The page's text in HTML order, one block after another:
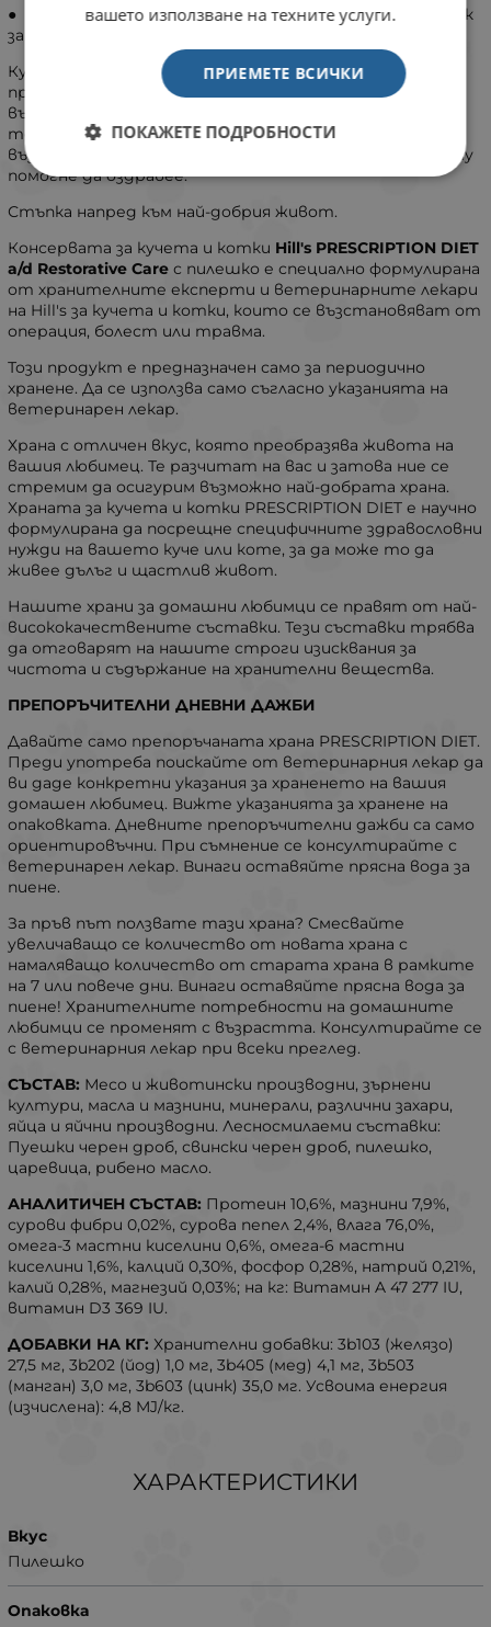
● Увеличени нива витамини B, калий и добавен цинк
за по-лесно възстановяване
Кучетата и котките претърпяват значителни
промени в обмяната на веществата, когато се
възстановяват от операция, болест или травма. В
тези трудни моменти вашият любимец се бори да
възвърне силите си и правилната лечебна храна ще му
помогне да оздравее.
Стъпка напред към най-добрия живот.
Консервата за кучета и котки Hill's PRESCRIPTION DIET
a/d Restorative Care с пилешко е специално формулирана
от хранителните експерти и ветеринарните лекари
на Hill's за кучета и котки, които се възстановяват от
операция, болест или травма.
Този продукт е предназначен само за периодично
хранене. Да се използва само съгласно указанията на
ветеринарен лекар.
Храна с отличен вкус, която преобразява живота на
вашия любимец. Те разчитат на вас и затова ние се
стремим да осигурим възможно най-добрата храна.
Храната за кучета и котки PRESCRIPTION DIET е научно
формулирана да посрещне специфичните здравословни
нужди на вашето куче или коте, за да може то да
живее дълъг и щастлив живот.
Нашите храни за домашни любимци се правят от най-
висококачествените съставки. Тези съставки трябва
да отговарят на нашите строги изисквания за
чистота и съдържание на хранителни вещества.
ПРЕПОРЪЧИТЕЛНИ ДНЕВНИ ДАЖБИ
Давайте само препоръчаната храна PRESCRIPTION DIET.
Преди употреба поискайте от ветеринарния лекар да
ви даде конкретни указания за храненето на вашия
домашен любимец. Вижте указанията за хранене на
опаковката. Дневните препоръчителни дажби са само
ориентировъчни. При съмнение се консултирайте с
ветеринарен лекар. Винаги оставяйте прясна вода за
пиене.
За пръв път ползвате тази храна? Смесвайте
увеличаващо се количество от новата храна с
намаляващо количество от старата храна в рамките
на 7 или повече дни. Винаги оставяйте прясна вода за
пиене! Хранителните потребности на домашните
любимци се променят с възрастта. Консултирайте се
с ветеринарния лекар при всеки преглед.
СЪСТАВ: Месо и животински производни, зърнени
култури, масла и мазнини, минерали, различни захари,
яйца и яйчни производни. Лесносмилаеми съставки:
Пуешки черен дроб, свински черен дроб, пилешко,
царевица, рибено масло.
АНАЛИТИЧЕН СЪСТАВ: Протеин 10,6%, мазнини 7,9%,
сурови фибри 0,02%, сурова пепел 2,4%, влага 76,0%,
омега-3 мастни киселини 0,6%, омега-6 мастни
киселини 1,6%, калций 0,30%, фосфор 0,28%, натрий 0,21%,
калий 0,28%, магнезий 0,03%; на кг: Витамин A 47 277 IU,
витамин D3 369 IU.
ДОБАВКИ НА КГ: Хранителни добавки: 3b103 (желязо)
27,5 мг, 3b202 (йод) 1,0 мг, 3b405 (мед) 4,1 мг, 3b503
(манган) 3,0 мг, 3b603 (цинк) 35,0 мг. Усвоима енергия
(изчислена): 4,8 MJ/кг.
ХАРАКТЕРИСТИКИ
Вкус
Пилешко
Опаковка
вашето използване на техните услуги.
ПРИЕМЕТЕ ВСИЧКИ
ПОКАЖЕТЕ ПОДРОБНОСТИ